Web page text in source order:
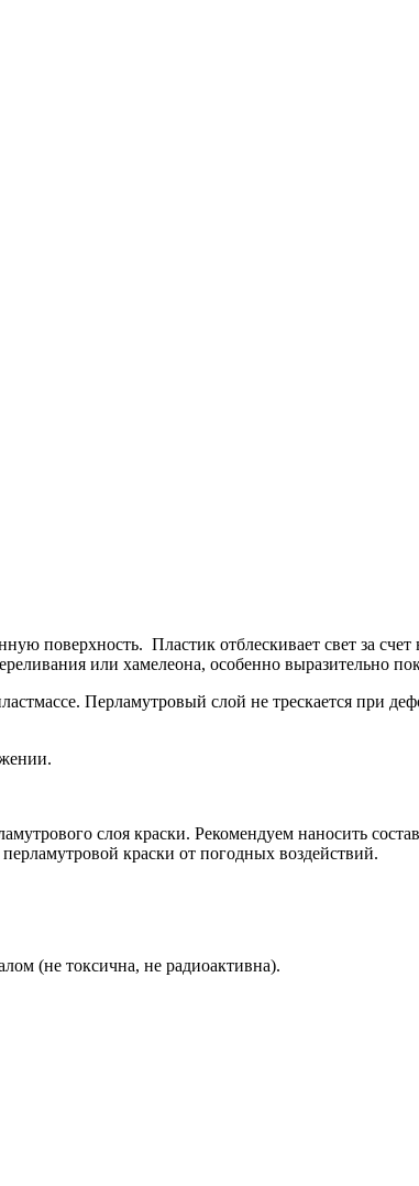
поверхность. Пластик отблескивает свет за
или хамелеона, особенно выразительно
Перламутровый слой не трескается при
слоя краски. Рекомендуем наносить
краски от погодных воздействий.
(не токсична, не радиоактивна).